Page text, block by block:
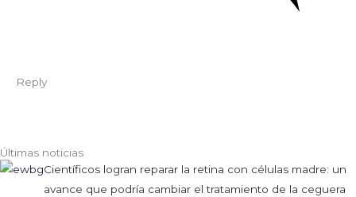
Reply
Últimas noticias
Científicos logran reparar la retina con células madre: un
avance que podría cambiar el tratamiento de la ceguera